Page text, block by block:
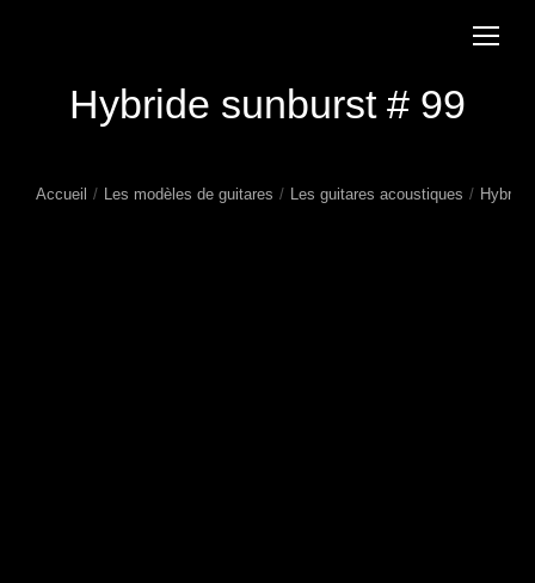
Hybride sunburst # 99
Accueil Les modèles de guitares Les guitares acoustiques